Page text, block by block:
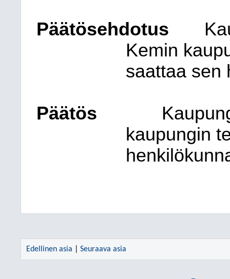
Päätösehdotus
Kemin
saattaa sen
Päätös
kaupungin
Edellinen asia Seuraava asia